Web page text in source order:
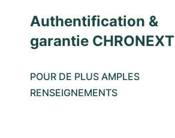
Authentification &
garantie CHRONEXT
POUR DE PLUS AMPLES
RENSEIGNEMENTS